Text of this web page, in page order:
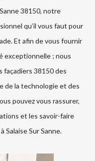
38150, notre
qu’il vous faut pour
Et afin de vous fournir
exceptionnelle ; nous
façadiers 38150 des
de la technologie et des
pouvez vous rassurer,
et les savoir-faire
Salaise Sur Sanne.